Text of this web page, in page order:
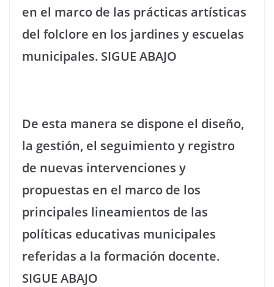
en el marco de las prácticas artísticas
del folclore en los jardines y escuelas
municipales. SIGUE ABAJO
De esta manera se dispone el diseño,
la gestión, el seguimiento y registro
de nuevas intervenciones y
propuestas en el marco de los
principales lineamientos de las
políticas educativas municipales
referidas a la formación docente.
SIGUE ABAJO